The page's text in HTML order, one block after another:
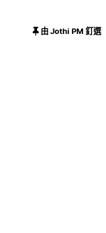
由 Jothi PM 釘選